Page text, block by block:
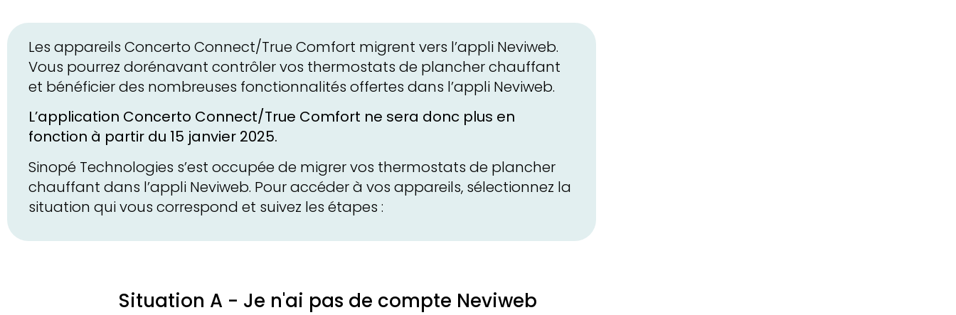
Les appareils Concerto Connect/True Comfort migrent vers l’appli Neviweb.
Vous pourrez dorénavant contrôler vos thermostats de plancher chauffant
et bénéficier des nombreuses fonctionnalités offertes dans l’appli Neviweb.
L’application Concerto Connect/True Comfort ne sera donc plus en
fonction à partir du 15 janvier 2025.
Sinopé Technologies s’est occupée de migrer vos thermostats de plancher
chauffant dans l’appli Neviweb. Pour accéder à vos appareils, sélectionnez la
situation qui vous correspond et suivez les étapes :
Situation A - Je n'ai pas de compte Neviweb